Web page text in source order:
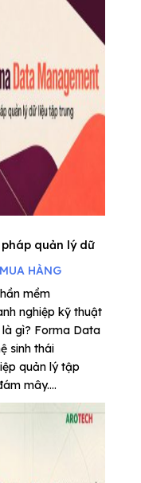
quản lý dữ
HÀNG
mềm
nghiệp kỹ thuật
gì? Forma Data
sinh thái
quản lý tập
mây....